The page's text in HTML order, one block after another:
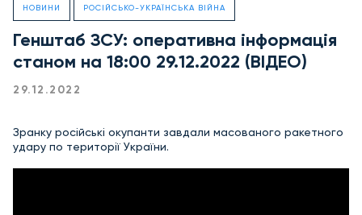
НОВИНИ РОСІЙСЬКО-УКРАЇНСЬКА ВІЙНА
Генштаб ЗСУ: оперативна інформація
станом на 18:00 29.12.2022 (ВІДЕО)
29.12.2022
Зранку російські окупанти завдали масованого ракетного
удару по території України.